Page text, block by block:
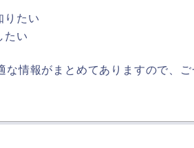
りたい
たい
な情報がまとめてありますので、